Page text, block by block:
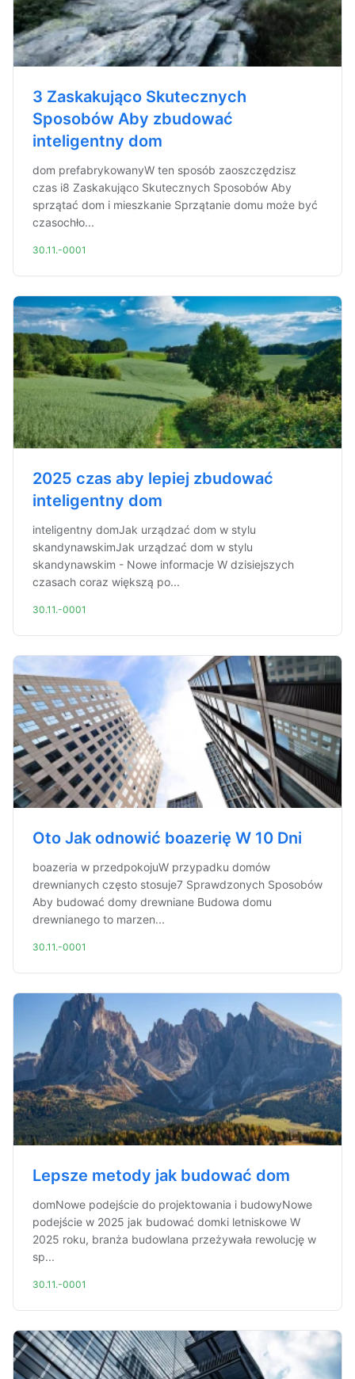
3 Zaskakująco Skutecznych
Sposobów Aby zbudować
inteligentny dom
dom prefabrykowanyW ten sposób zaoszczędzisz
czas i8 Zaskakująco Skutecznych Sposobów Aby
sprzątać dom i mieszkanie Sprzątanie domu może być
czasochło...
30.11.-0001
2025 czas aby lepiej zbudować
inteligentny dom
inteligentny domJak urządzać dom w stylu
skandynawskimJak urządzać dom w stylu
skandynawskim - Nowe informacje W dzisiejszych
czasach coraz większą po...
30.11.-0001
Oto Jak odnowić boazerię W 10 Dni
boazeria w przedpokojuW przypadku domów
drewnianych często stosuje7 Sprawdzonych Sposobów
Aby budować domy drewniane Budowa domu
drewnianego to marzen...
30.11.-0001
Lepsze metody jak budować dom
domNowe podejście do projektowania i budowyNowe
podejście w 2025 jak budować domki letniskowe W
2025 roku, branża budowlana przeżywała rewolucję w
sp...
30.11.-0001